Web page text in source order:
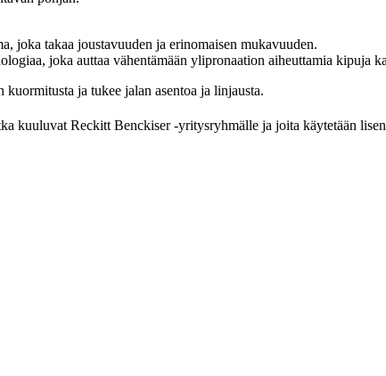
joka takaa joustavuuden ja erinomaisen mukavuuden.
joka auttaa vähentämään ylipronaation aiheuttamia kipuja
ja tukee jalan asentoa ja linjausta.
kuuluvat Reckitt Benckiser -yritysryhmälle ja joita käytetään